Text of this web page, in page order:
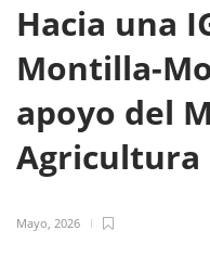
Hacia una
Montilla-
apoyo del
Agricultura
Mayo, 2026